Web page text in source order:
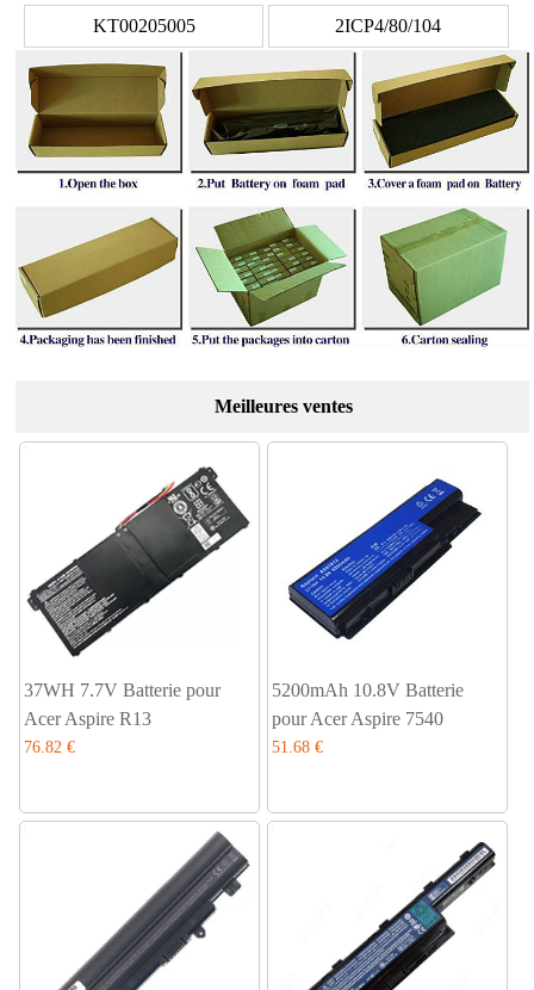
KT00205005 2ICP4/80/104
Meilleures ventes
37WH 7.7V Batterie pour
Acer Aspire R13
76.82 €
5200mAh 10.8V Batterie
pour Acer Aspire 7540
51.68 €